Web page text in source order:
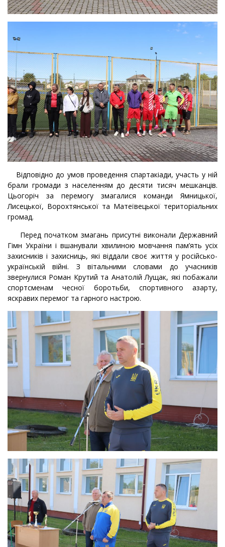
Відповідно до умов проведення спартакіади, участь у ній
брали громади з населенням до десяти тисяч мешканців.
Цьогоріч за перемогу змагалися команди Ямницької,
Лисецької, Ворохтянської та Матеївецької територіальних
громад.
Перед початком змагань присутні виконали Державний
Гімн України і вшанували хвилиною мовчання пам’ять усіх
захисників і захисниць, які віддали своє життя у російсько-
українській війні. З вітальними словами до учасників
звернулися Роман Крутий та Анатолій Лущак, які побажали
спортсменам чесної боротьби, спортивного азарту,
яскравих перемог та гарного настрою.